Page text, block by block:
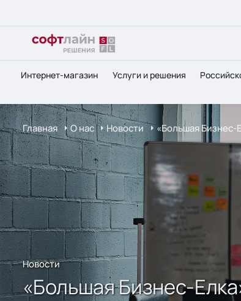
Интернет-магазин Услуги и решения
Главная О нас Новости «Большая Бизнес-
Новости
«Большая Бизнес-